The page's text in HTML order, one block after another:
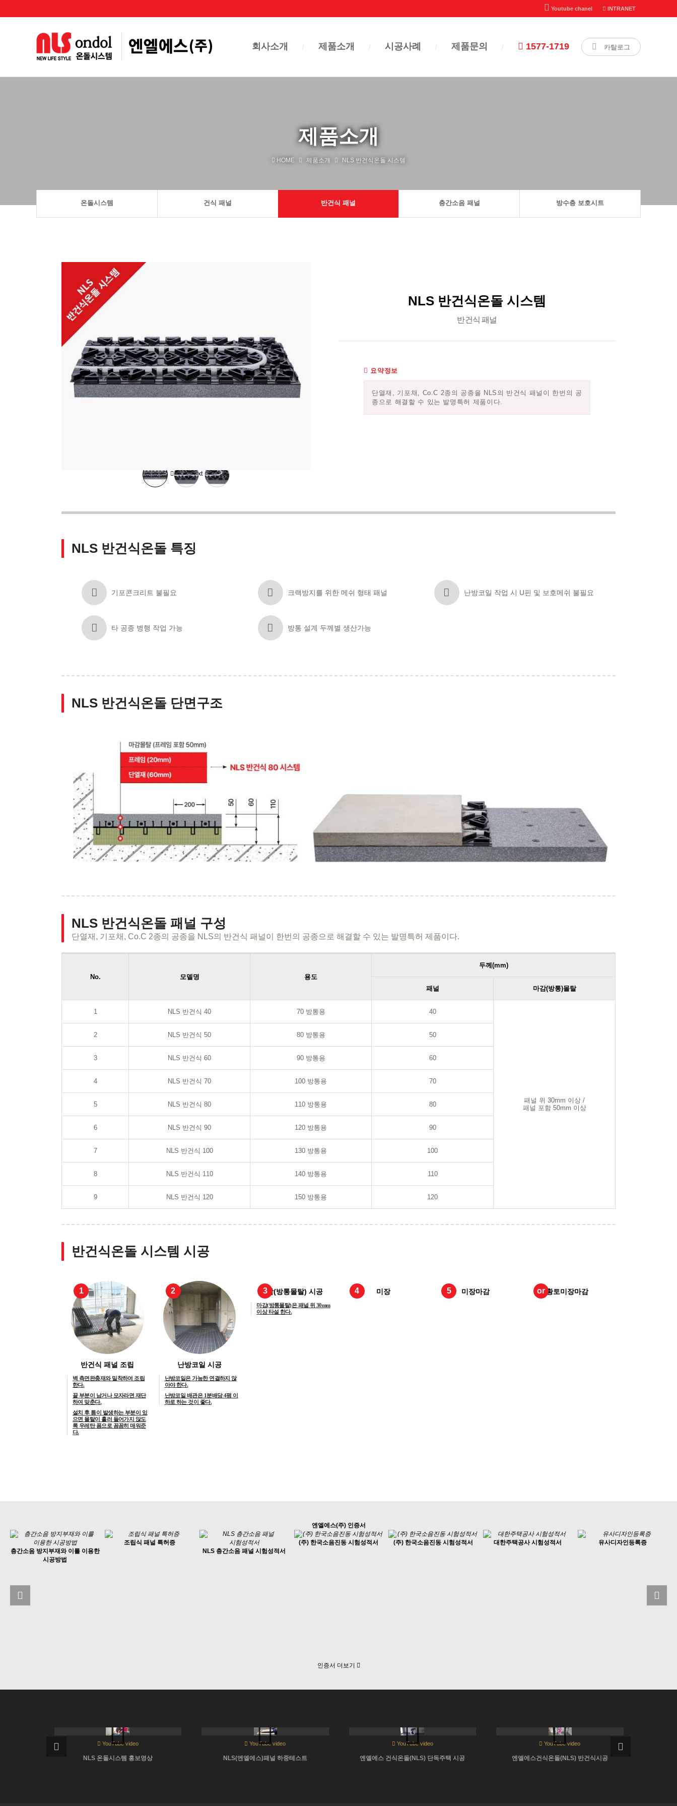
INTRANET
Youtube chanel
회사소개 제품소개 시공사례 제품문의 1577-1719 카탈로그
제품소개
HOME 제품소개 NLS 반건식온돌 시스템
온돌시스템 건식 패널 반건식 패널 층간소음 패널 방수층 보호시트
NLS 반건식온돌 시스템
반건식 패널
요약정보
단열재, 기포채, Co.C 2종의 공종을 NLS의 반건식 패널이 한번의 공
종으로 해결할 수 있는 발명특허 제품이다.
Prev Next
NLS 반건식온돌 특징
기포콘크리트 불필요 크랙방지를 위한 메쉬 형태 패널 난방코일 작업 시 U핀 및 보호메쉬 불필요
타 공종 병행 작업 가능 방통 설계 두께별 생산가능
NLS 반건식온돌 단면구조
NLS 반건식온돌 패널 구성
단열재, 기포채, Co.C 2종의 공종을 NLS의 반건식 패널이 한번의 공종으로 해결할 수 있는 발명특허 제품이다.
No. 모델명 용도
두께(mm)
패널 마감(방통)몰탈
1 NLS 반건식 40 70 방통용 40
패널 위 30mm 이상 /
패널 포함 50mm 이상
2 NLS 반건식 50 80 방통용 50
3 NLS 반건식 60 90 방통용 60
4 NLS 반건식 70 100 방통용 70
5 NLS 반건식 80 110 방통용 80
6 NLS 반건식 90 120 방통용 90
7 NLS 반건식 100 130 방통용 100
8 NLS 반건식 110 140 방통용 110
9 NLS 반건식 120 150 방통용 120
반건식온돌 시스템 시공
1
반건식 패널 조립
벽 측면완충재와 밀착하여 조립
한다.
끝 부분이 남거나 모자라면 재단
하여 맞춘다.
설치 후 틈이 발생하는 부분이 있
으면 몰탈이 흘러 들어가지 않도
록 우레탄 폼으로 꼼꼼히 매워준
다.
2
난방코일 시공
난방코일은 가능한 연결하지 않
아야 한다.
난방코일 배관은 1분배당 4평 이
하로 하는 것이 좋다.
3
마감(방통몰탈) 시공
마감(방통몰탈)은 패널 위 30mm
이상 타설 한다.
4 미장 5 미장마감 or 황토미장마감
엔엘에스(주) 인증서
층간소음 방지부재와 이를 이용한
시공방법
조립식 패널 특허증
NLS 층간소음 패널 시험성적서
(주) 한국소음진동 시험성적서 (주) 한국소음진동 시험성적서 대한주택공사 시험성적서 유사디자인등록증
인증서 더보기
No image
YouTube video
NLS 온돌시스템 홍보영상
No image
YouTube video
NLS(엔엘에스)패널 하중테스트
No image
YouTube video
엔엘에스 건식온돌(NLS) 단독주택 시공
No image
YouTube video
엔엘에스건식온돌(NLS) 반건식시공